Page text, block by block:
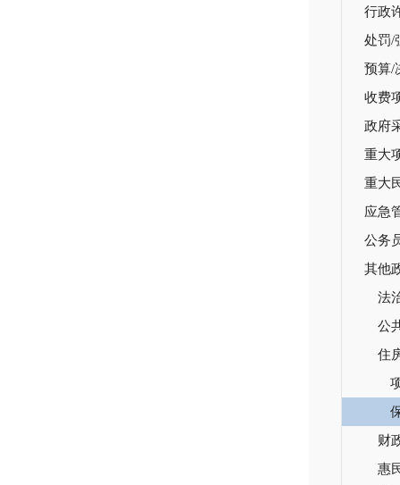
行政
处罚/
预算/
收费
政府
重大
重大
应急
公务
其他
法
公
住
财
惠